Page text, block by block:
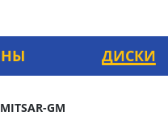
ДИСКИ
MITSAR-GM